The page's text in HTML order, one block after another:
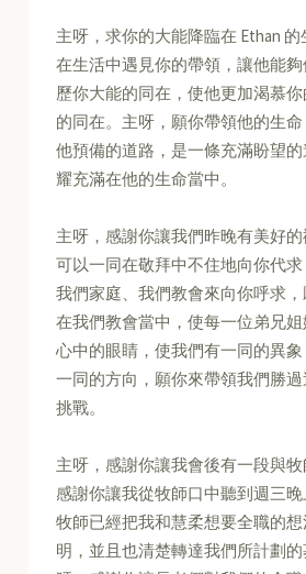
主呀，求你的大能降臨在 Ethan
在生活中遇見你的帶領，讓他能
歷你大能的同在，使他更加渴慕
的同在。主呀，願你帶領他的生
他預備的道路，是一條充滿盼望
耀充滿在他的生命當中。
主呀，感謝你讓我們昨晚有美好
可以一同在敬拜中不住地向你代求
我們家庭、我們教會來向你呼求
在我們教會當中，使每一位弟兄
心中的眼睛，使我們有一同的異象
一同的方向，願你來帶領我們勝
挑戰。
主呀，感謝你讓我會後有一段與牧
感謝你讓我從牧師口中聽到週三晚
牧師已經把我和慧柔想要全職的
明，並且也清楚轉達我們所計劃